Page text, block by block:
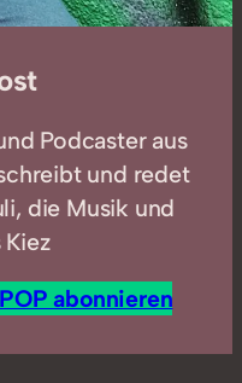
Podcaster aus
und redet
die Musik und
abonnieren